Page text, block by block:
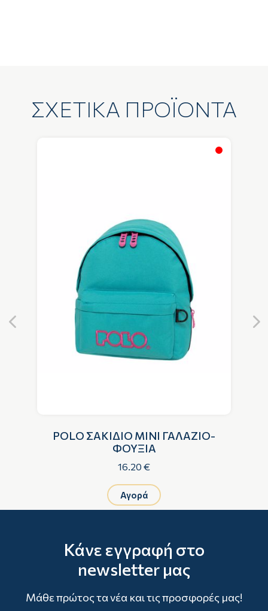
ΣΧΕΤΙΚΑ ΠΡΟΪΟΝΤΑ
POLO ΣΑΚΙΔΙΟ MINI ΓΑΛΑΖΙΟ-
ΦΟΥΞΙΑ
16.20 €
Αγορά
Κάνε εγγραφή στο
newsletter μας
Μάθε πρώτος τα νέα και τις προσφορές μας!